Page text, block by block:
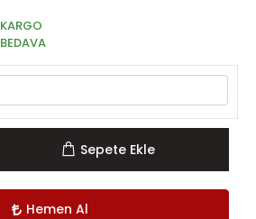
KARGO
BEDAVA
Sepete Ekle
Hemen Al